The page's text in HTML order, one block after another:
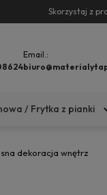
Skorzystaj z
Email.:
/ Frytka z pianki
dekoracja wnętrz